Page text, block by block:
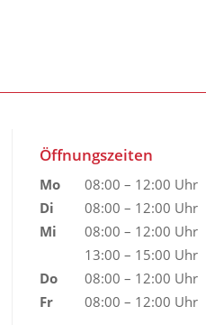
Öffnungszeiten
Mo
08:00 – 12:00 Uhr
Di
08:00 – 12:00 Uhr
Mi
08:00 – 12:00 Uhr
13:00 – 15:00 Uhr
Do
08:00 – 12:00 Uhr
Fr
08:00 – 12:00 Uhr